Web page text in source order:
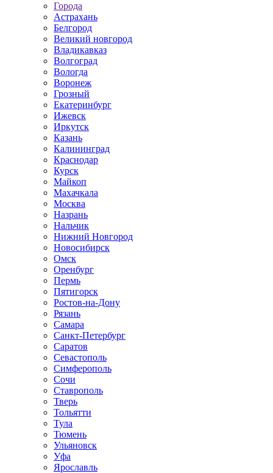
Города
Астрахань
Белгород
Великий новгород
Владикавказ
Волгоград
Вологда
Воронеж
Грозный
Екатеринбург
Ижевск
Иркутск
Казань
Калининград
Краснодар
Курск
Майкоп
Махачкала
Москва
Назрань
Нальчик
Нижний Новгород
Новосибирск
Омск
Оренбург
Пермь
Пятигорск
Ростов-на-Дону
Рязань
Самара
Санкт-Петербург
Саратов
Севастополь
Симферополь
Сочи
Ставрополь
Тверь
Тольятти
Тула
Тюмень
Ульяновск
Уфа
Ярославль